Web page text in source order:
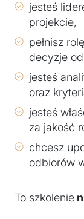
jesteś
projekcie,
pełnisz
decyzje
jesteś
oraz
jesteś
za jakość
chcesz
odbiorów
To szkolenie